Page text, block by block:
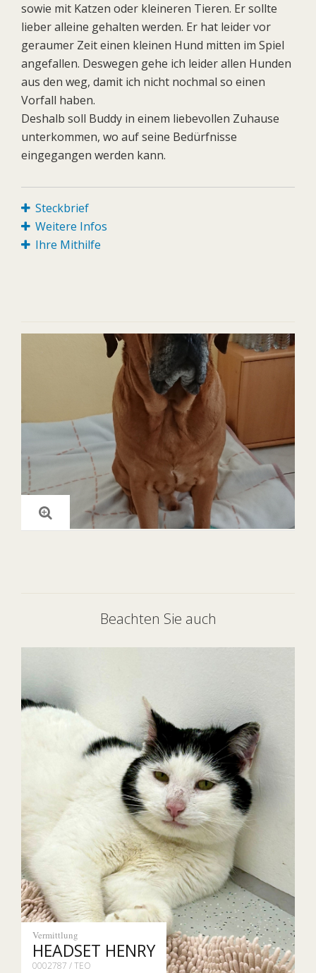
sowie mit Katzen oder kleineren Tieren. Er sollte
lieber alleine gehalten werden. Er hat leider vor
geraumer Zeit einen kleinen Hund mitten im Spiel
angefallen. Deswegen gehe ich leider allen Hunden
aus den weg, damit ich nicht nochmal so einen
Vorfall haben.
Deshalb soll Buddy in einem liebevollen Zuhause
unterkommen, wo auf seine Bedürfnisse
eingegangen werden kann.
Steckbrief
Weitere Infos
Ihre Mithilfe
Beachten Sie auch
Vermittlung
HEADSET HENRY
0002787 / TEO